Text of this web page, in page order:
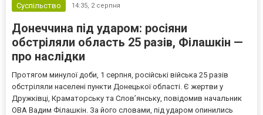
Суспільство 14:35, 2 серпня
Донеччина під ударом: росіяни
обстріляли область 25 разів, Філашкін —
про наслідки
Протягом минулої доби, 1 серпня, російські війська 25 разів
обстріляли населені пункти Донецької області. Є жертви у
Дружківці, Краматорську та Слов’янську, повідомив начальник
ОВА Вадим Філашкін. За його словами, під ударом опинились